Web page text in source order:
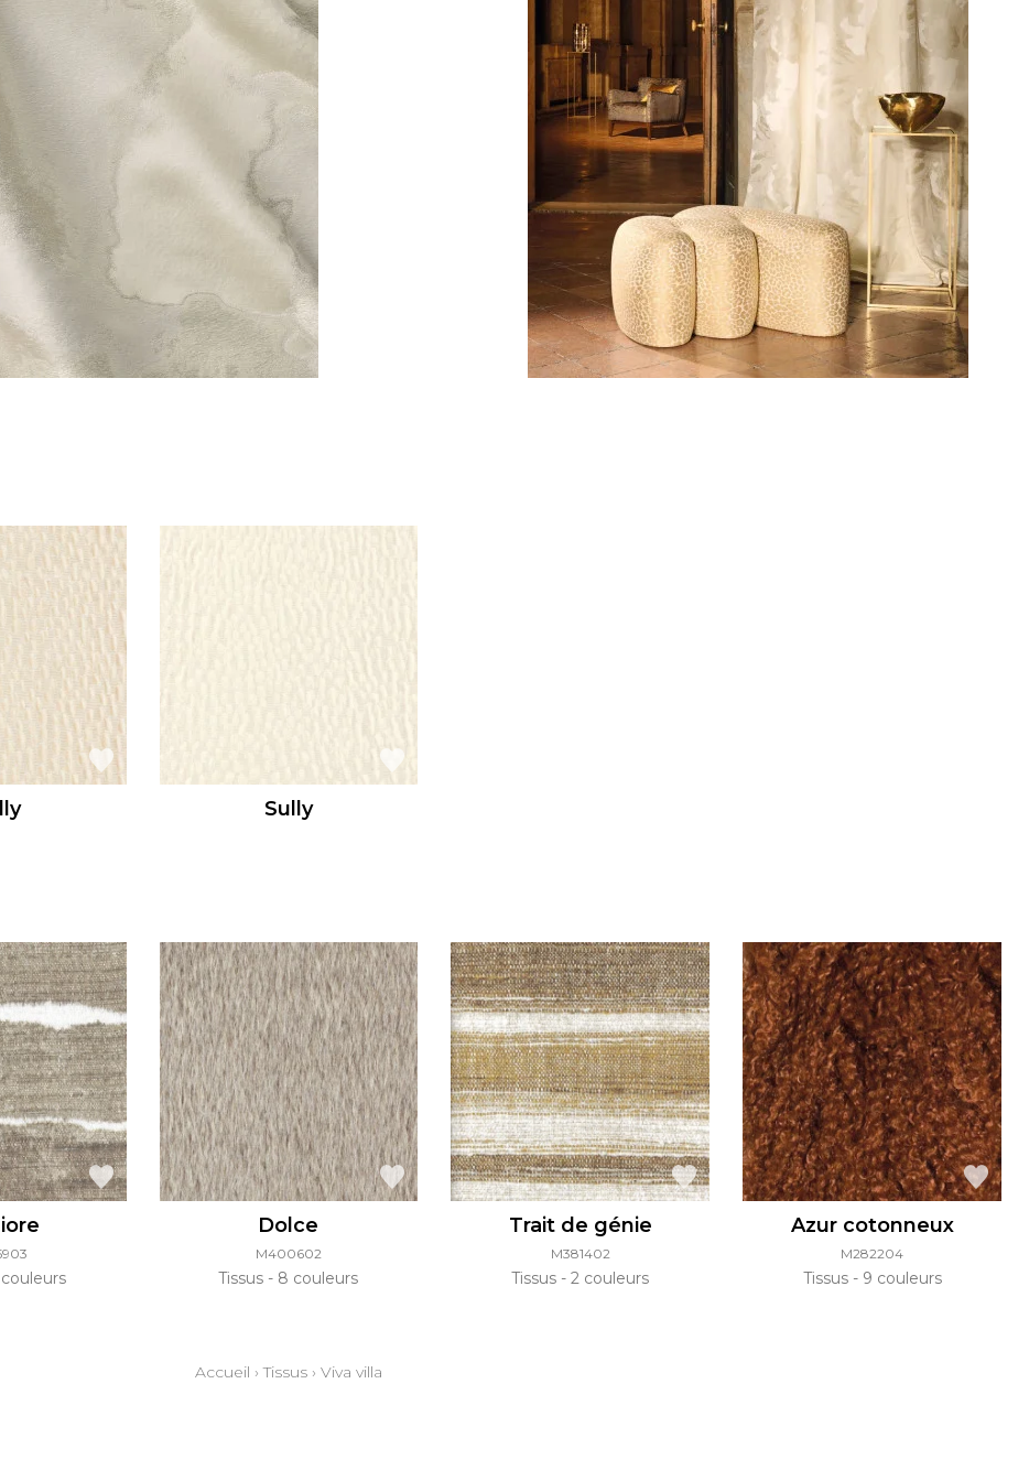
Sully
Dolce
M400602
Tissus 8 couleurs
Trait de génie
M381402
Tissus 2 couleurs
Azur cotonneux
M282204
Tissus 9 couleurs
Accueil ›Tissus › Viva villa